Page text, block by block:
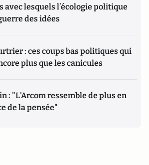
avec lesquels l’écologie politique
des idées
: ces coups bas politiques qui
plus que les canicules
: "L'Arcom ressemble de plus en
de la pensée"